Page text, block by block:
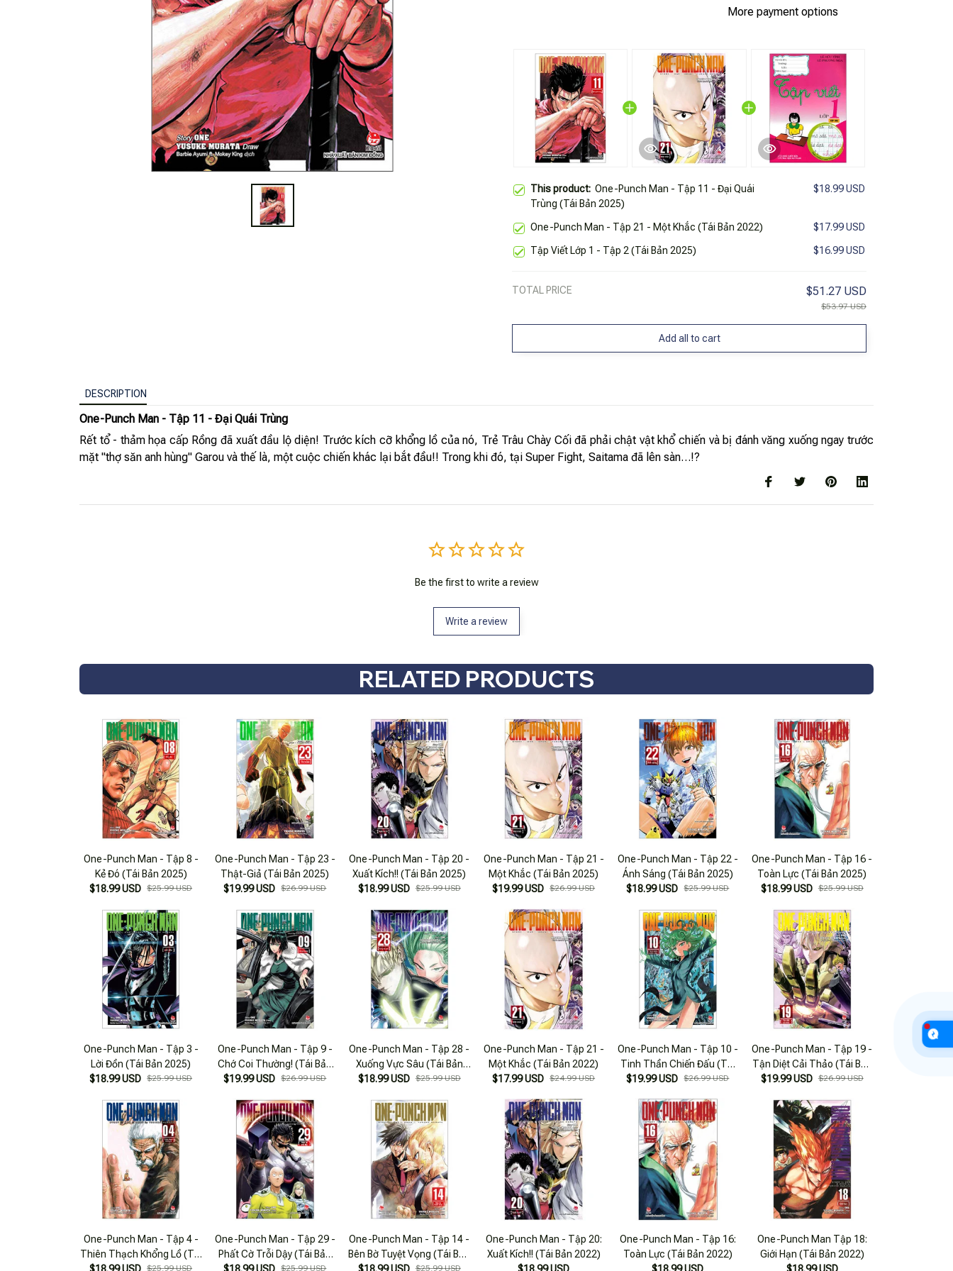
More payment options
This product: One-Punch Man - Tập 11 - Đại Quái
Trùng (Tái Bản 2025)
$18.99 USD
One-Punch Man - Tập 21 - Một Khắc (Tái Bản 2022) $17.99 USD
Tập Viết Lớp 1 - Tập 2 (Tái Bản 2025) $16.99 USD
TOTAL PRICE $51.27 USD
$53.97 USD
Add all to cart
DESCRIPTION
One-Punch Man - Tập 11 - Đại Quái Trùng
Rết tổ - thảm họa cấp Rồng đã xuất đầu lộ diện! Trước kích cỡ khổng lồ của nó, Trẻ Trâu Chày Cối đã phải chật vật khổ chiến và bị đánh văng xuống ngay trước
mặt "thợ săn anh hùng" Garou và thế là, một cuộc chiến khác lại bắt đầu!! Trong khi đó, tại Super Fight, Saitama đã lên sàn…!?
Be the first to write a review
Write a review
RELATED PRODUCTS
One-Punch Man - Tập 8 -
Kẻ Đó (Tái Bản 2025)
$18.99 USD $25.99 USD
One-Punch Man - Tập 23 -
Thật-Giả (Tái Bản 2025)
$19.99 USD
$26.99 USD
One-Punch Man - Tập 20 -
Xuất Kích!! (Tái Bản 2025)
$18.99 USD $25.99 USD
One-Punch Man - Tập 21 -
Một Khắc (Tái Bản 2025)
$19.99 USD $26.99 USD
One-Punch Man - Tập 22 -
Ánh Sáng (Tái Bản 2025)
$18.99 USD
$25.99 USD
One-Punch Man - Tập 16 -
Toàn Lực (Tái Bản 2025)
$18.99 USD $25.99 USD
One-Punch Man - Tập 3 -
Lời Đồn (Tái Bản 2025)
$18.99 USD $25.99 USD
One-Punch Man - Tập 9 -
Chớ Coi Thường! (Tái Bản
2025)
$19.99 USD $26.99 USD
One-Punch Man - Tập 28 -
Xuống Vực Sâu (Tái Bản
2025)
$18.99 USD $25.99 USD
One-Punch Man - Tập 21 -
Một Khắc (Tái Bản 2022)
$17.99 USD $24.99 USD
One-Punch Man - Tập 10 -
Tinh Thần Chiến Đấu (Tái
Bản 2025)
$19.99 USD $26.99 USD
One-Punch Man - Tập 19 -
Tận Diệt Cải Thảo (Tái Bản
2025)
$19.99 USD $26.99 USD
One-Punch Man - Tập 4 -
Thiên Thạch Khổng Lồ (Tái
$25.99 USD
One-Punch Man - Tập 29 -
Phất Cờ Trỗi Dậy (Tái Bản
$25.99 USD
One-Punch Man - Tập 14 -
Bên Bờ Tuyệt Vọng (Tái Bản
$25.99 USD
One-Punch Man - Tập 20:
Xuất Kích!! (Tái Bản 2022)
One-Punch Man - Tập 16:
Toàn Lực (Tái Bản 2022)
One-Punch Man Tập 18:
Giới Hạn (Tái Bản 2022)